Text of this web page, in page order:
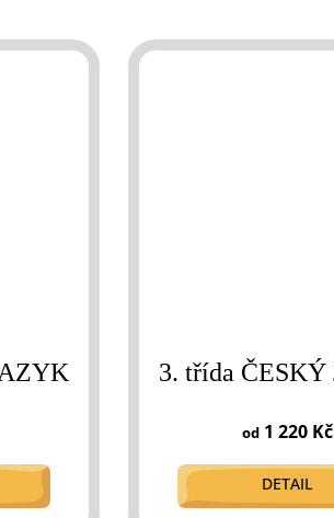
3. třída
od1 220 Kč
DETAIL